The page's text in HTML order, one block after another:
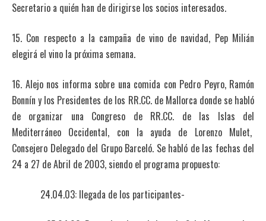
Secretario a quién han de dirigirse los socios interesados.
15. Con respecto a la campaña de vino de navidad, Pep Milián
elegirá el vino la próxima semana.
16. Alejo nos informa sobre una comida con Pedro Peyro, Ramón
Bonnín y los Presidentes de los RR.CC. de Mallorca donde se habló
de organizar una Congreso de RR.CC. de las Islas del
Mediterráneo Occidental, con la ayuda de Lorenzo Mulet,
Consejero Delegado del Grupo Barceló. Se habló de las fechas del
24 a 27 de Abril de 2003, siendo el programa propuesto:
24.04.03: llegada de los participantes-